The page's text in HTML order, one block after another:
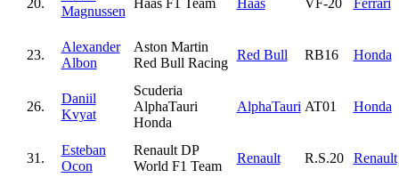
Magnussen
23.
Alexander
Albon
Aston Martin
Red Bull Racing
Red Bull RB16 Honda
26.
Daniil
Kvyat
Scuderia
AlphaTauri
Honda
AlphaTauri AT01 Honda
31.
Esteban
Ocon
Renault DP
World F1 Team
Renault R.S.20 Renault